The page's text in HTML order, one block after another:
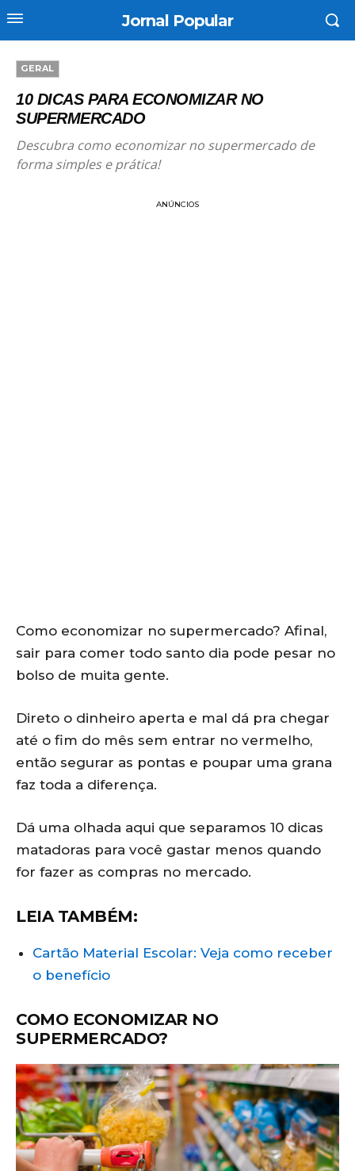
Jornal Popular
GERAL
10 DICAS PARA ECONOMIZAR NO
SUPERMERCADO
Descubra como economizar no supermercado de
forma simples e prática!
ANÚNCIOS
Como economizar no supermercado? Afinal,
sair para comer todo santo dia pode pesar no
bolso de muita gente.
Direto o dinheiro aperta e mal dá pra chegar
até o fim do mês sem entrar no vermelho,
então segurar as pontas e poupar uma grana
faz toda a diferença.
Dá uma olhada aqui que separamos 10 dicas
matadoras para você gastar menos quando
for fazer as compras no mercado.
LEIA TAMBÉM:
Cartão Material Escolar: Veja como receber
o benefício
COMO ECONOMIZAR NO
SUPERMERCADO?